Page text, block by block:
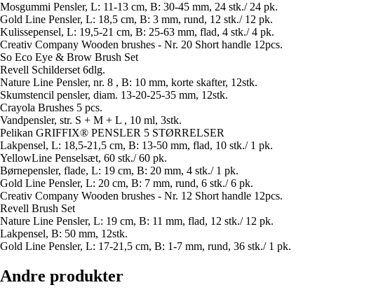
Mosgummi Pensler, L: 11-13 cm, B: 30-45 mm, 24 stk./ 24 pk.
Gold Line Pensler, L: 18,5 cm, B: 3 mm, rund, 12 stk./ 12 pk.
Kulissepensel, L: 19,5-21 cm, B: 25-63 mm, flad, 4 stk./ 4 pk.
Creativ Company Wooden brushes - Nr. 20 Short handle 12pcs.
So Eco Eye & Brow Brush Set
Revell Schilderset 6dlg.
Nature Line Pensler, nr. 8 , B: 10 mm, korte skafter, 12stk.
Skumstencil pensler, diam. 13-20-25-35 mm, 12stk.
Crayola Brushes 5 pcs.
Vandpensler, str. S + M + L , 10 ml, 3stk.
Pelikan GRIFFIX® PENSLER 5 STØRRELSER
Lakpensel, L: 18,5-21,5 cm, B: 13-50 mm, flad, 10 stk./ 1 pk.
YellowLine Penselsæt, 60 stk./ 60 pk.
Børnepensler, flade, L: 19 cm, B: 20 mm, 4 stk./ 1 pk.
Gold Line Pensler, L: 20 cm, B: 7 mm, rund, 6 stk./ 6 pk.
Creativ Company Wooden brushes - Nr. 12 Short handle 12pcs.
Revell Brush Set
Nature Line Pensler, L: 19 cm, B: 11 mm, flad, 12 stk./ 12 pk.
Lakpensel, B: 50 mm, 12stk.
Gold Line Pensler, L: 17-21,5 cm, B: 1-7 mm, rund, 36 stk./ 1 pk.
Andre produkter